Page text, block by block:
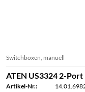
Switchboxen, manuell
ATEN US3324 2-Port
Artikel-Nr.: